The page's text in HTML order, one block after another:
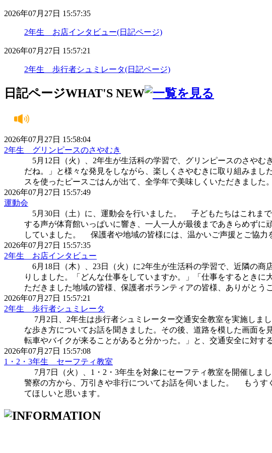
2026年07月27日 15:57:35
2年生 お店インタビュー(日記ページ)
2026年07月27日 15:57:21
2年生 歩行者シュミレータ(日記ページ)
日記ページWHAT'S NEW
2026年07月27日 15:58:04
2年生 グリンピースのさやむき
5月12日（火）、2年生が生活科の学習で、グリンピースのさやむ
だね。」と様々な発見をしながら、楽しくさやむきに取り組みま
スを使ったピースごはんが出て、全学年で美味しくいただきました
2026年07月27日 15:57:49
運動会
5月30日（土）に、運動会を行いました。 子どもたちはこれま
する声が体育館いっぱいに響き、一人一人が最後まであきらめず
していました。 保護者や地域の皆様には、温かいご声援とご協力
2026年07月27日 15:57:35
2年生 お店インタビュー
6月18日（木）、23日（火）に2年生が生活科の学習で、近隣の
りしました。「どんな仕事をしていますか。」「仕事をするとき
ただきました地域の皆様、保護者ボランティアの皆様、ありがとう
2026年07月27日 15:57:21
2年生 歩行者シュミレータ
7月2日、2年生は歩行者シュミレーター交通安全教室を実施しま
な歩き方についてお話を聞きました。その後、道路を模した画面
転車やバイクが来ることがあると分かった。」と、交通安全に対す
2026年07月27日 15:57:08
1・2・3年生 セーフティ教室
7月7日（火）、1・2・3年生を対象にセーフティ教室を開催しま
警察の方から、万引きや非行についてお話を伺いました。 もうす
てほしいと思います。